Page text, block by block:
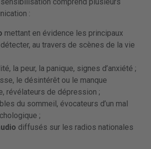
:
mettant en évidence les principaux
au travers de scènes de la vie
la peur, la panique, signes d’anxiété ;
le désintérêt ou le manque
révélateurs de dépression ;
du sommeil, évocateurs d’un mal
;
diffusés sur les radios nationales